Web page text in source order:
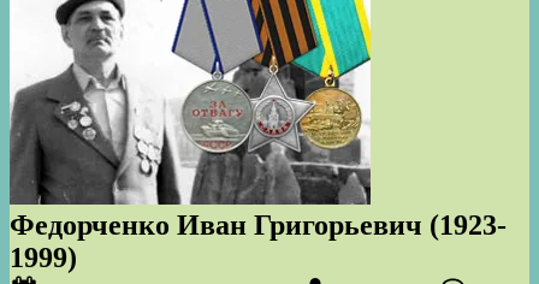
Федорченко Иван Григорьевич (1923-
1999)